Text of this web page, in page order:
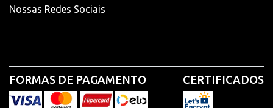
Nossas Redes Sociais
FORMAS DE PAGAMENTO CERTIFICADOS